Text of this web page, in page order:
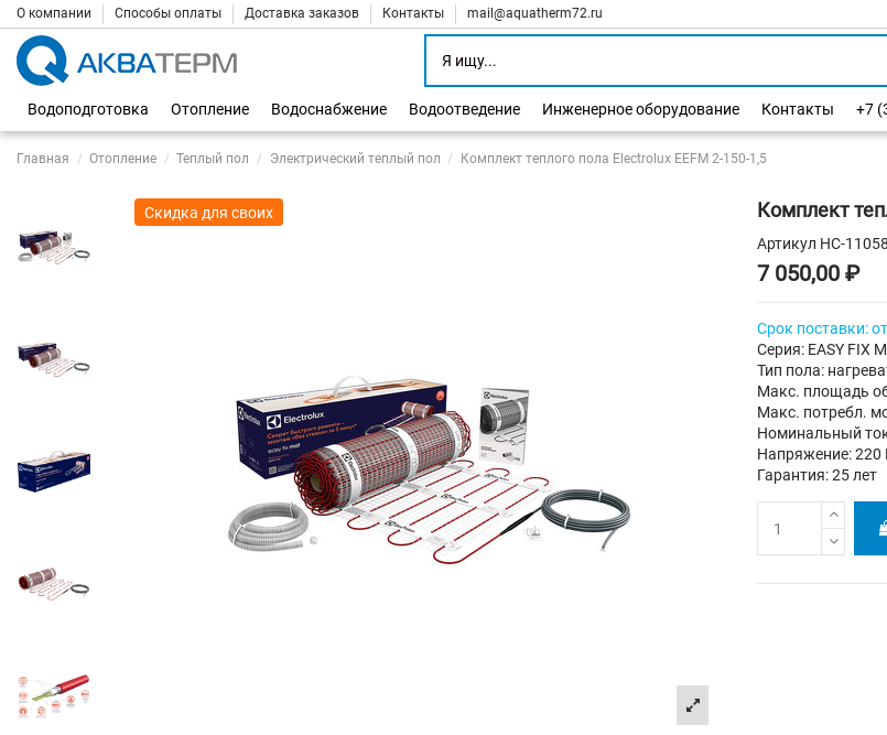
О компании Способы оплаты Доставка заказов Контакты mail@aquatherm72.ru
Водоподготовка
Отопление Водоснабжение Водоотведение Инженерное оборудование Контакты +7
Главная Отопление Теплый пол Электрический теплый пол Комплект теплого пола Electrolux EEFM 2-150-1,5
Скидка для своих Комплект
Артикул НС-
7 050,00 ₽
Срок поставки:
Серия: EASY FIX
Тип пола:
Макс. площадь
Макс. потребл.
Номинальный
Напряжение: 220
Гарантия: 25 лет